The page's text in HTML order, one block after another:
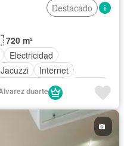
Destacado
720 m²
Electricidad
Jacuzzi
Internet
Cuarto de servicio
Terraza
de vigilancia
duarte